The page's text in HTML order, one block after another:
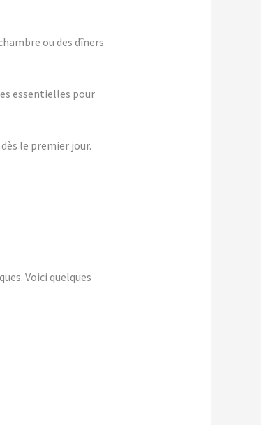
ou des dîners
essentielles pour
le premier jour.
Voici quelques